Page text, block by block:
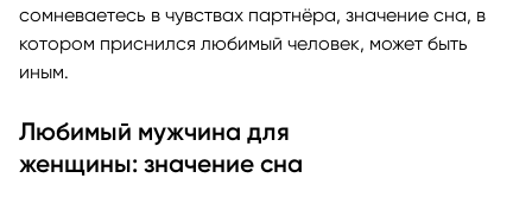
сомневаетесь в чувствах партнёра, значение сна, в
котором приснился любимый человек, может быть
иным.
Любимый мужчина для
женщины: значение сна